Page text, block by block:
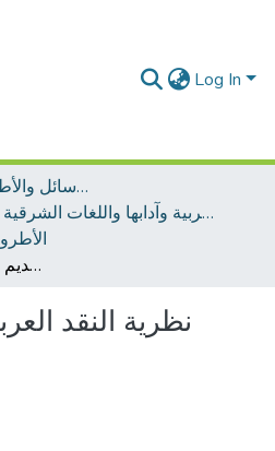
Log In
الرسائل والأطروحات الأكاديمية
الأطروحات اللغة العربية وآدابها واللغات الشرقية
نظرية النقد العربي القديم وسلطة الخطاب الثقافي
نظرية النقد